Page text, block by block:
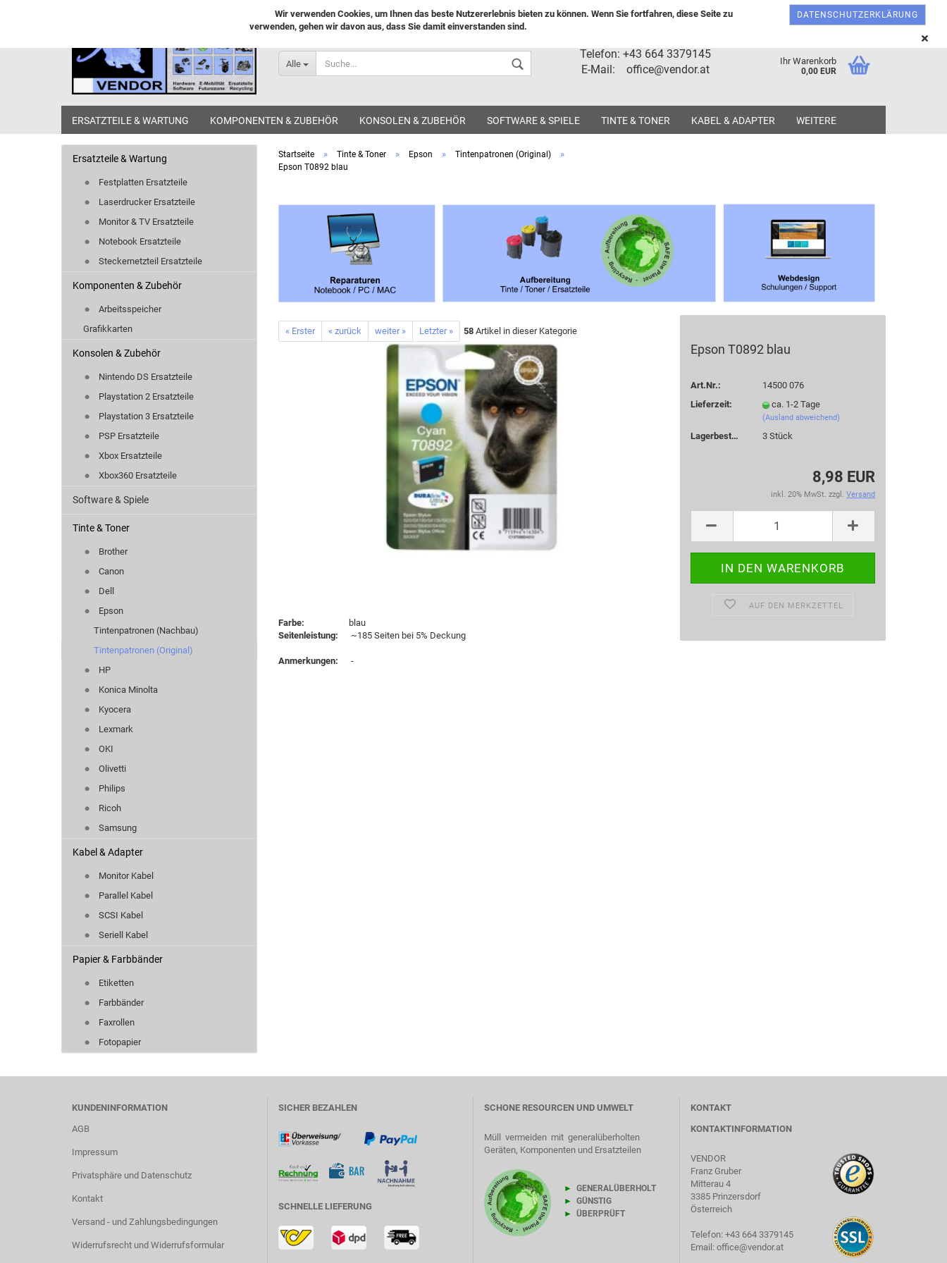
Österreich
Konto erstellen
Passwort vergessen?
Merkzettel
Alle
Telefon: +43 664 3379145
E-Mail: office@vendor.at
Ihr Warenkorb
0,00 EUR
Wir verwenden Cookies, um Ihnen das beste Nutzererlebnis bieten zu können. Wenn Sie fortfahren, diese Seite zu
verwenden, gehen wir davon aus, dass Sie damit einverstanden sind.
DATENSCHUTZERKLÄRUNG
ERSATZTEILE & WARTUNG KOMPONENTEN & ZUBEHÖR KONSOLEN & ZUBEHÖR SOFTWARE & SPIELE TINTE & TONER KABEL & ADAPTER WEITERE
Startseite » Tinte & Toner » Epson » Tintenpatronen (Original) »
Epson T0892 blau
« Erster « zurück weiter » Letzter » 58Artikel in dieser Kategorie
Epson T0892 blau
Art.Nr.:
14500 076
Lieferzeit:
ca. 1-2 Tage
(Ausland abweichend)
Lagerbestand: 3 Stück
8,98 EUR
inkl. 20% MwSt. zzgl. Versand
AUF DEN MERKZETTEL
Farbe:
blau
Seitenleistung: ~185 Seiten bei 5% Deckung
Anmerkungen: -
Ersatzteile & Wartung
Festplatten Ersatzteile
Laserdrucker Ersatzteile
Monitor & TV Ersatzteile
Notebook Ersatzteile
Steckernetzteil Ersatzteile
Komponenten & Zubehör
Arbeitsspeicher
Grafikkarten
Konsolen & Zubehör
Nintendo DS Ersatzteile
Playstation 2 Ersatzteile
Playstation 3 Ersatzteile
PSP Ersatzteile
Xbox Ersatzteile
Xbox360 Ersatzteile
Software & Spiele
Tinte & Toner
Brother
Canon
Dell
Epson
Tintenpatronen (Nachbau)
Tintenpatronen (Original)
HP
Konica Minolta
Kyocera
Lexmark
OKI
Olivetti
Philips
Ricoh
Samsung
Kabel & Adapter
Monitor Kabel
Parallel Kabel
SCSI Kabel
Seriell Kabel
Papier & Farbbänder
Etiketten
Farbbänder
Faxrollen
Fotopapier
KUNDENINFORMATION
AGB
Impressum
Privatsphäre und Datenschutz
Kontakt
Versand - und Zahlungsbedingungen
Widerrufsrecht und Widerrufsformular
SICHER BEZAHLEN
SCHNELLE LIEFERUNG
SCHONE RESOURCEN UND UMWELT
Müll vermeiden mit generalüberholten
Geräten, Komponenten und Ersatzteilen
► GENERALÜBERHOLT
► GÜNSTIG
► ÜBERPRÜFT
KONTAKT
KONTAKTINFORMATION
VENDOR
Franz Gruber
Mitterau 4
3385 Prinzersdorf
Österreich
Telefon: +43 664 3379145
Email: office@vendor.at